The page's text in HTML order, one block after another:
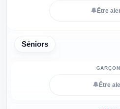
🔔 Être
Séniors
🔔 Être